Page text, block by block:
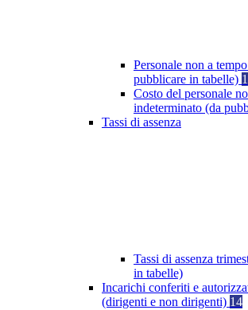
Personale non a
pubblicare in tabelle)
Costo del personale
indeterminato (da
Tassi di assenza
Tassi di assenza
in tabelle)
Incarichi conferiti e
(dirigenti e non dirigenti) 14